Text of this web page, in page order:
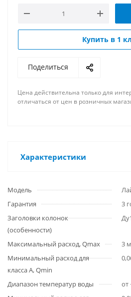
Купить в 1
Поделиться
Цена действительна только для
отличаться от цен в розничных
Характеристики
Модель
Гарантия
3
Заголовки колонок
(особенности)
Максимальный расход, Qmax
3
Минимальный расход для
класса A, Qmin
Диапазон температур воды
от